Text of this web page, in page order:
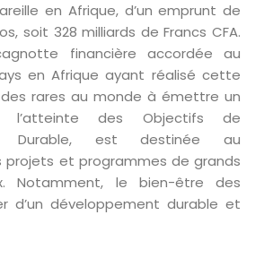
en Afrique, d’un emprunt de
soit 328 milliards de Francs CFA.
financière accordée au
en Afrique ayant réalisé cette
des rares au monde à émettre un
l’atteinte des Objectifs de
Durable, est destinée au
projets et programmes de grands
Notamment, le bien-être des
d’un développement durable et